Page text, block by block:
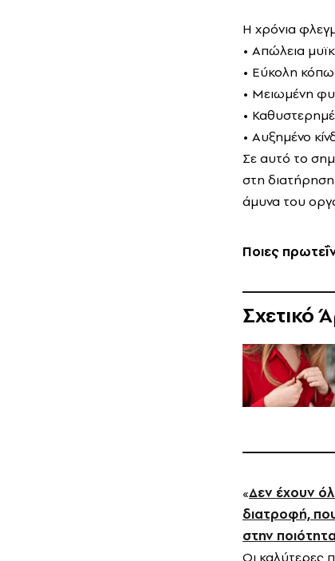
Η χρόνια
• Απώλεια
• Εύκολη
• Μειωμένη
•
• Αυξημένο
Σε αυτό το
στη
άμυνα του
Ποιες
Σχετικό
«Δεν έχουν
διατροφή,
στην
Οι καλύτερες